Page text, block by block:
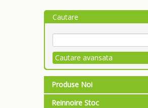
Cautare
Cautare avansata
Produse Noi
Reinnoire Stoc